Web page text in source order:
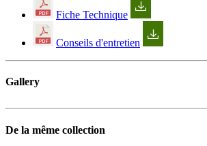
Fiche Technique
Conseils d'entretien
Gallery
De la même collection